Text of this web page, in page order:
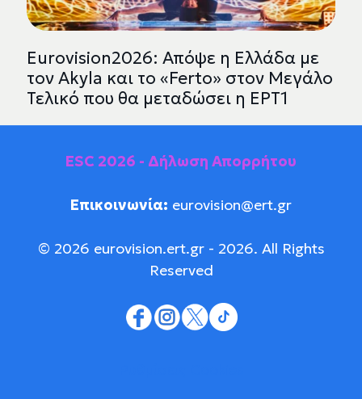
Eurovision2026: Απόψε η Ελλάδα με
τον Akyla και το «Ferto» στον Μεγάλο
Τελικό που θα μεταδώσει η ΕΡΤ1
ESC 2026 - Δήλωση Απορρήτου
Επικοινωνία: eurovision@ert.gr
© 2026 eurovision.ert.gr - 2026. All Rights
Reserved